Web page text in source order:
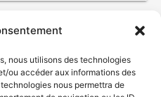
nous utilisons des technologies
ou accéder aux informations des
nous permettra de